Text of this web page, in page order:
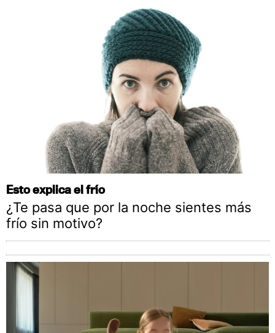
Esto explica el frío
¿Te pasa que por la noche sientes más
frío sin motivo?